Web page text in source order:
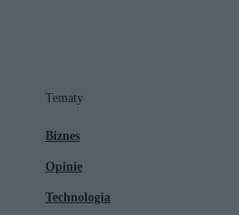
Tematy
Biznes
Opinie
Technologia